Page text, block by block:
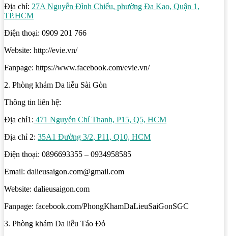
Địa chỉ: 27A Nguyễn Đình Chiểu, phường Đa Kao, Quận 1,
TP.HCM
Điện thoại: 0909 201 766
Website: http://evie.vn/
Fanpage: https://www.facebook.com/evie.vn/
2. Phòng khám Da liễu Sài Gòn
Thông tin liên hệ:
Địa chỉ1: 471 Nguyễn Chí Thanh, P15, Q5, HCM
Địa chỉ 2: 35A1 Đường 3/2, P11, Q10, HCM
Điện thoại: 0896693355 – 0934958585
Email: dalieusaigon.com@gmail.com
Website: dalieusaigon.com
Fanpage: facebook.com/PhongKhamDaLieuSaiGonSGC
3. Phòng khám Da liễu Táo Đỏ